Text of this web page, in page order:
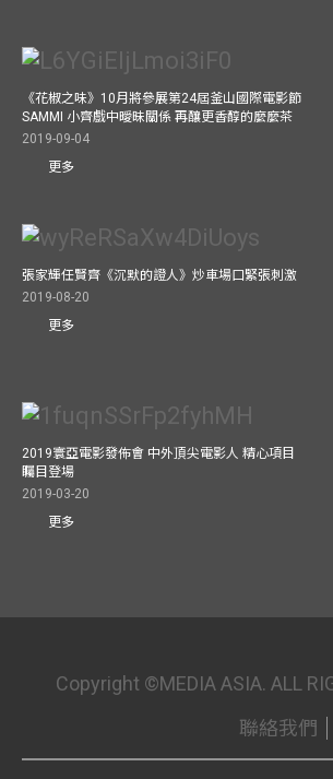
《花椒之味》10月將參展第24屆釜山國際電影節
SAMMI 小齊戲中曖昧關係 再釀更香醇的麼麼茶
2019-09-04
更多
張家輝任賢齊《沉默的證人》炒車場口緊張刺激
2019-08-20
更多
2019寰亞電影發佈會 中外頂尖電影人 精心項目
矚目登場
2019-03-20
更多
Copyright ©MEDIA ASIA. ALL
聯絡我們